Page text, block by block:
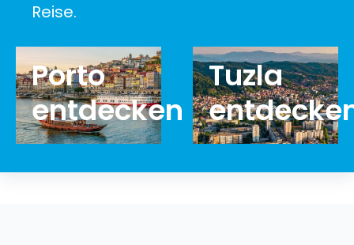
Reise.
Porto
entdecken
Tuzla